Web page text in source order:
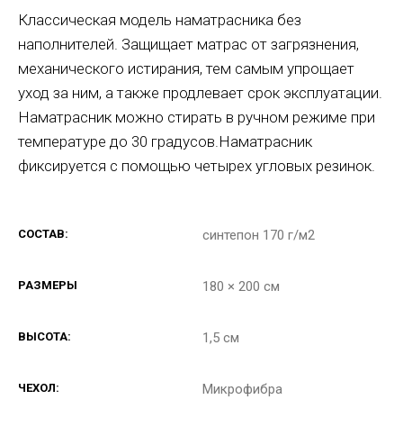
Классическая модель наматрасника без
наполнителей. Защищает матрас от загрязнения,
механического истирания, тем самым упрощает
уход за ним, а также продлевает срок эксплуатации.
Наматрасник можно стирать в ручном режиме при
температуре до 30 градусов.Наматрасник
фиксируется с помощью четырех угловых резинок.
СОСТАВ: синтепон 170 г/м2
РАЗМЕРЫ 180 × 200 см
ВЫСОТА: 1,5 см
ЧЕХОЛ: Микрофибра